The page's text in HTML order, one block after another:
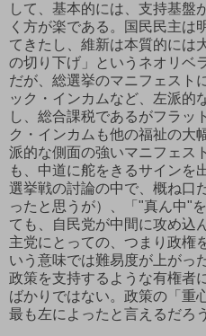
して、基本的には、支持基盤
く方が楽である。国民民主は
てきたし、維新は本質的には
の切り下げ」というネオリベ
だが、総選挙のマニフェスト
ック・インカムなど、左派的
し、総合課税であるがフラッ
ク・インカムも他の福祉の大
派的な側面の強いマニフェス
も、中道に舵をきるサインを
選挙戦の討論の中で、概ね口
ったと思うが）、「"真ん中"
ても、自民党が中間に攻め込
主党にとっての、つまり政権
いう意味では難易度が上がっ
政策を支持するような有権者
ばかりではない。政策の「重
最も左によったと言えるだろう